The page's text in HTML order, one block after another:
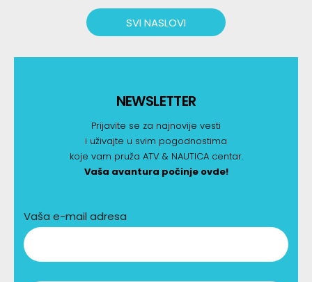
SVI NASLOVI
NEWSLETTER
Prijavite se za najnovije vesti
i uživajte u svim pogodnostima
koje vam pruža ATV & NAUTICA centar.
Vaša avantura počinje ovde!
Vaša e-mail adresa